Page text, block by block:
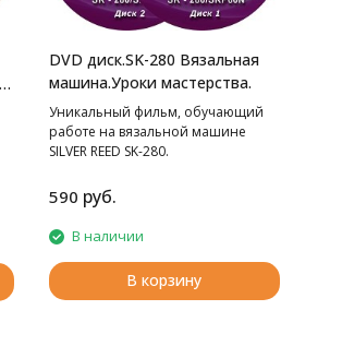
DVD диск.SK-280 Вязальная
машина.Уроки мастерства.
Уникальный фильм, обучающий
работе на вязальной машине
SILVER REED SK-280.
590 руб.
В наличии
В корзину